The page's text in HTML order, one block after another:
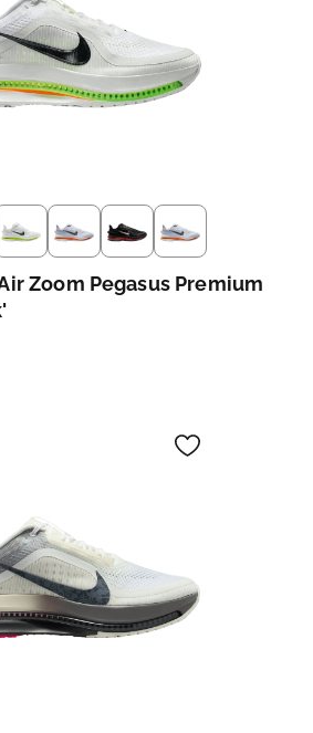
Zoom Pegasus Premium